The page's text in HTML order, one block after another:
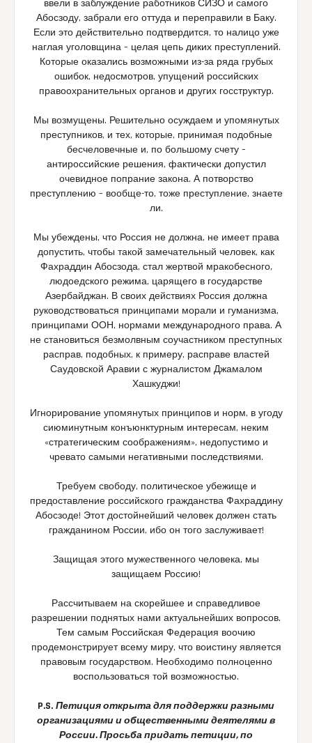
ввели в заблуждение работников СИЗО и самого
Абосзоду, забрали его оттуда и переправили в Баку.
Если это действительно подтвердится, то налицо уже
наглая уголовщина – целая цепь диких преступлений.
Которые оказались возможными из-за ряда грубых
ошибок, недосмотров, упущений российских
правоохранительных органов и других госструктур.
Мы возмущены. Решительно осуждаем и упомянутых
преступников, и тех, которые, принимая подобные
бесчеловечные и, по большому счету –
антироссийские решения, фактически допустил
очевидное попрание закона. А потворство
преступлению – вообще-то, тоже преступление, знаете
ли.
Мы убеждены, что Россия не должна, не имеет права
допустить, чтобы такой замечательный человек, как
Фахраддин Абосзода, стал жертвой мракобесного,
людоедского режима, царящего в государстве
Азербайджан. В своих действиях Россия должна
руководствоваться принципами морали и гуманизма,
принципами ООН, нормами международного права. А
не становиться безмолвным соучастником преступных
расправ, подобных, к примеру, расправе властей
Саудовской Аравии с журналистом Джамалом
Хашкуджи!
Игнорирование упомянутых принципов и норм, в угоду
сиюминутным конъюнктурным интересам, неким
«стратегическим соображениям», недопустимо и
чревато самыми негативными последствиями.
Требуем свободу, политическое убежище и
предоставление российского гражданства Фахраддину
Абосзоде! Этот достойнейший человек должен стать
гражданином России, ибо он того заслуживает!
Защищая этого мужественного человека, мы
защищаем Россию!
Рассчитываем на скорейшее и справедливое
разрешении поднятых нами актуальнейших вопросов.
Тем самым Российская Федерация воочию
продемонстрирует всему миру, что воистину является
правовым государством. Необходимо полноценно
воспользоваться той возможностью.
P.S. Петиция открыта для поддержки разными
организациями и общественными деятелями в
России. Просьба придать петиции, по